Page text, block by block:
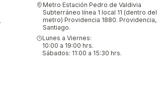
Metro Estación Pedro de Valdivia
Subterráneo línea 1 local 11 (dentro del
metro) Providencia 1880. Providencia,
Santiago.
Lunes a Viernes:
10:00 a 19:00 hrs.
Sábados: 11:00 a 15:30 hrs.